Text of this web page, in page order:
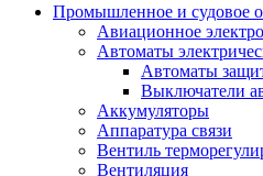
Промышленное и судовое
Авиационное
Автоматы
Автоматы
Выключатели
Аккумуляторы
Аппаратура связи
Вентиль
Вентиляция